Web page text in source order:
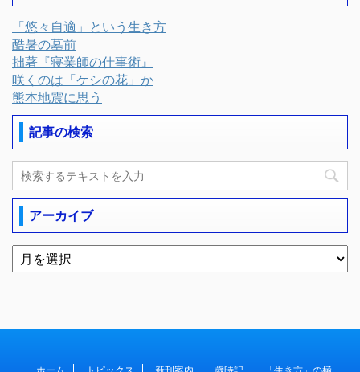
「悠々自適」という生き方
酷暑の墓前
拙著『寝業師の仕事術』
咲くのは「ケシの花」か
熊本地震に思う
記事の検索
アーカイブ